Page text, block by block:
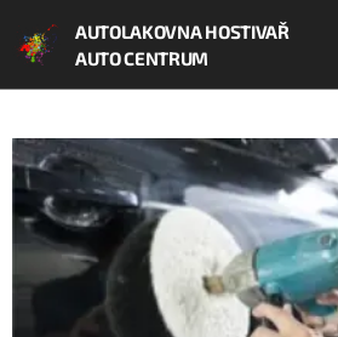
AUTOLAKOVNAHOSTIVAŘ
AUTO CENTRUM